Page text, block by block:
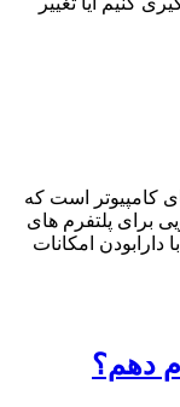
کامپیوتر است که
برای پلتفرم های
امکانات
دهم؟